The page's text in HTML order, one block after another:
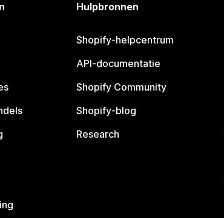
Hulpbronnen
Shopify-helpcentrum
API-documentatie
Shopify Community
Shopify-blog
Research